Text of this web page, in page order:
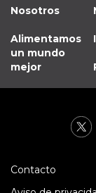
Nosotros
Alimentamos
un mundo
mejor
Contacto